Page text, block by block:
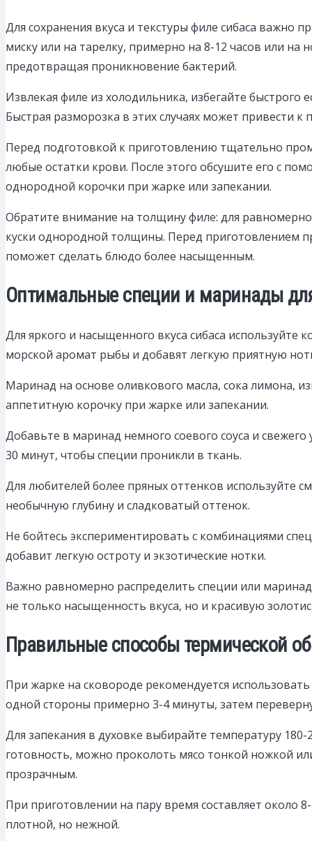
Для сохранения вкуса и текстуры филе сибаса важно
миску или на тарелку, примерно на 8-12 часов или на
предотвращая проникновение бактерий.
Извлекая филе из холодильника, избегайте
Быстрая разморозка в этих случаях может привести
Перед подготовкой к приготовлению тщательно
любые остатки крови. После этого обсушите его с
однородной корочки при жарке или запекании.
Обратите внимание на толщину филе: для
куски однородной толщины. Перед приготовлением
поможет сделать блюдо более насыщенным.
Оптимальные специи и маринады
Для яркого и насыщенного вкуса сибаса
морской аромат рыбы и добавят легкую приятную
Маринад на основе оливкового масла, сока лимона,
аппетитную корочку при жарке или запекании.
Добавьте в маринад немного соевого соуса и
30 минут, чтобы специи проникли в ткань.
Для любителей более пряных оттенков используйте
необычную глубину и сладковатый оттенок.
Не бойтесь экспериментировать с комбинациями
добавит легкую остроту и экзотические нотки.
Важно равномерно распределить специи или
не только насыщенность вкуса, но и красивую
Правильные способы термической
При жарке на сковороде рекомендуется
одной стороны примерно 3-4 минуты, затем
Для запекания в духовке выбирайте температуру
готовность, можно проколоть мясо тонкой ножкой
прозрачным.
При приготовлении на пару время составляет около
плотной, но нежной.